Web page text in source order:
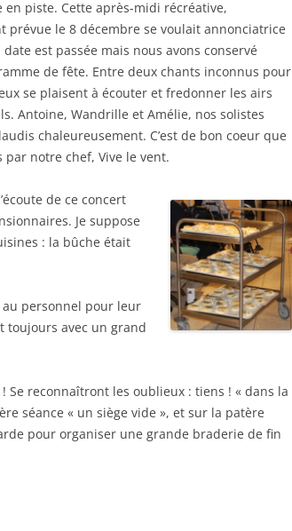
en piste. Cette après-midi récréative,
prévue le 8 décembre se voulait annonciatrice
date est passée mais nous avons conservé
de fête. Entre deux chants inconnus pour
se plaisent à écouter et fredonner les airs
Antoine, Wandrille et Amélie, nos solistes
chaleureusement. C’est de bon coeur que
notre chef, Vive le vent.
de ce concert
Je suppose
: la bûche était
au personnel pour leur
toujours avec un grand
Se reconnaîtront les oublieux : tiens ! « dans la
séance « un siège vide », et sur la patère
pour organiser une grande braderie de fin